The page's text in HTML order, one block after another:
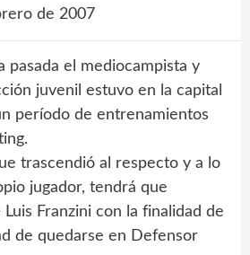
de 2007
pasada el mediocampista y
juvenil estuvo en la capital
período de entrenamientos
trascendió al respecto y a lo
jugador, tendrá que
Franzini con la finalidad de
de quedarse en Defensor